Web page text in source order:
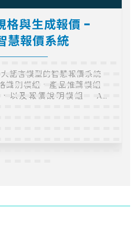
格與生成報價 -
報價系統
語言模型的智慧報價系統，
識別模組、產品推薦模組、
以及報價說明模組。 AI-
modules for specs,